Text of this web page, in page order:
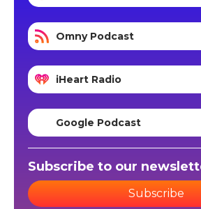
Omny Podcast
iHeart Radio
Google Podcast
Subscribe to our
Subscribe